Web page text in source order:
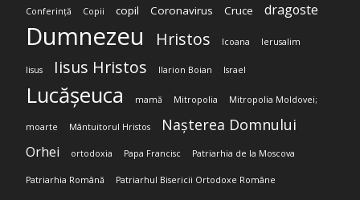
Conferință Copii copil Coronavirus Cruce dragoste
Dumnezeu Hristos Icoana Ierusalim
Iisus Iisus Hristos Ilarion Boian Israel
Lucășeuca mamă Mitropolia Mitropolia Moldovei;
moarte Mântuitorul Hristos Nașterea Domnului
Orhei ortodoxia Papa Francisc Patriarhia de la Moscova
Patriarhia Română Patriarhul Bisericii Ortodoxe Române